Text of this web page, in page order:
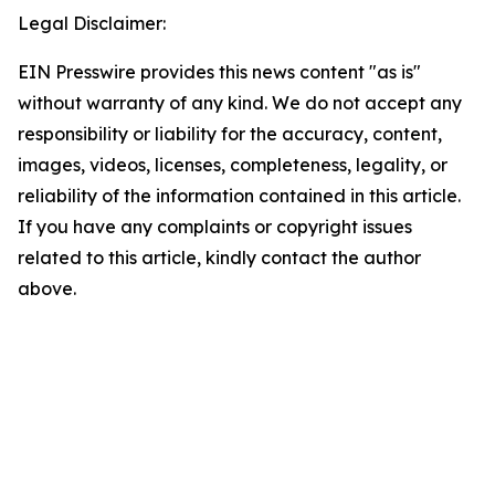
Legal Disclaimer:
EIN Presswire provides this news content "as is"
without warranty of any kind. We do not accept any
responsibility or liability for the accuracy, content,
images, videos, licenses, completeness, legality, or
reliability of the information contained in this article.
If you have any complaints or copyright issues
related to this article, kindly contact the author
above.